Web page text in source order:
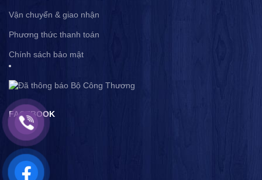
Vận chuyển & giao nhận
Phương thức thanh toán
Chính sách bảo mật
FACEBOOK